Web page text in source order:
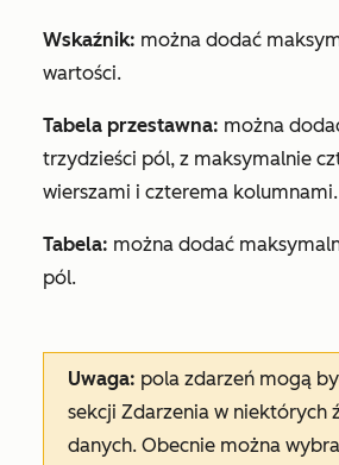
Wskaźnik: można dodać
wartości.
Tabela przestawna: można
trzydzieści pól, z maksymalnie
wierszami i czterema kolumnami.
Tabela: można dodać
pól.
Uwaga: pola zdarzeń mogą
sekcji Zdarzenia w niektórych
danych. Obecnie można